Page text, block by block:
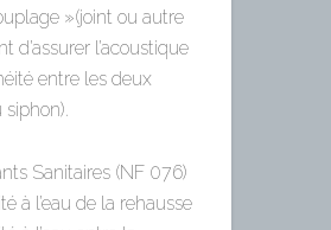
»(joint ou autre
d’assurer l’acoustique
entre les deux
siphon).
Sanitaires (NF 076)
à l’eau de la rehausse